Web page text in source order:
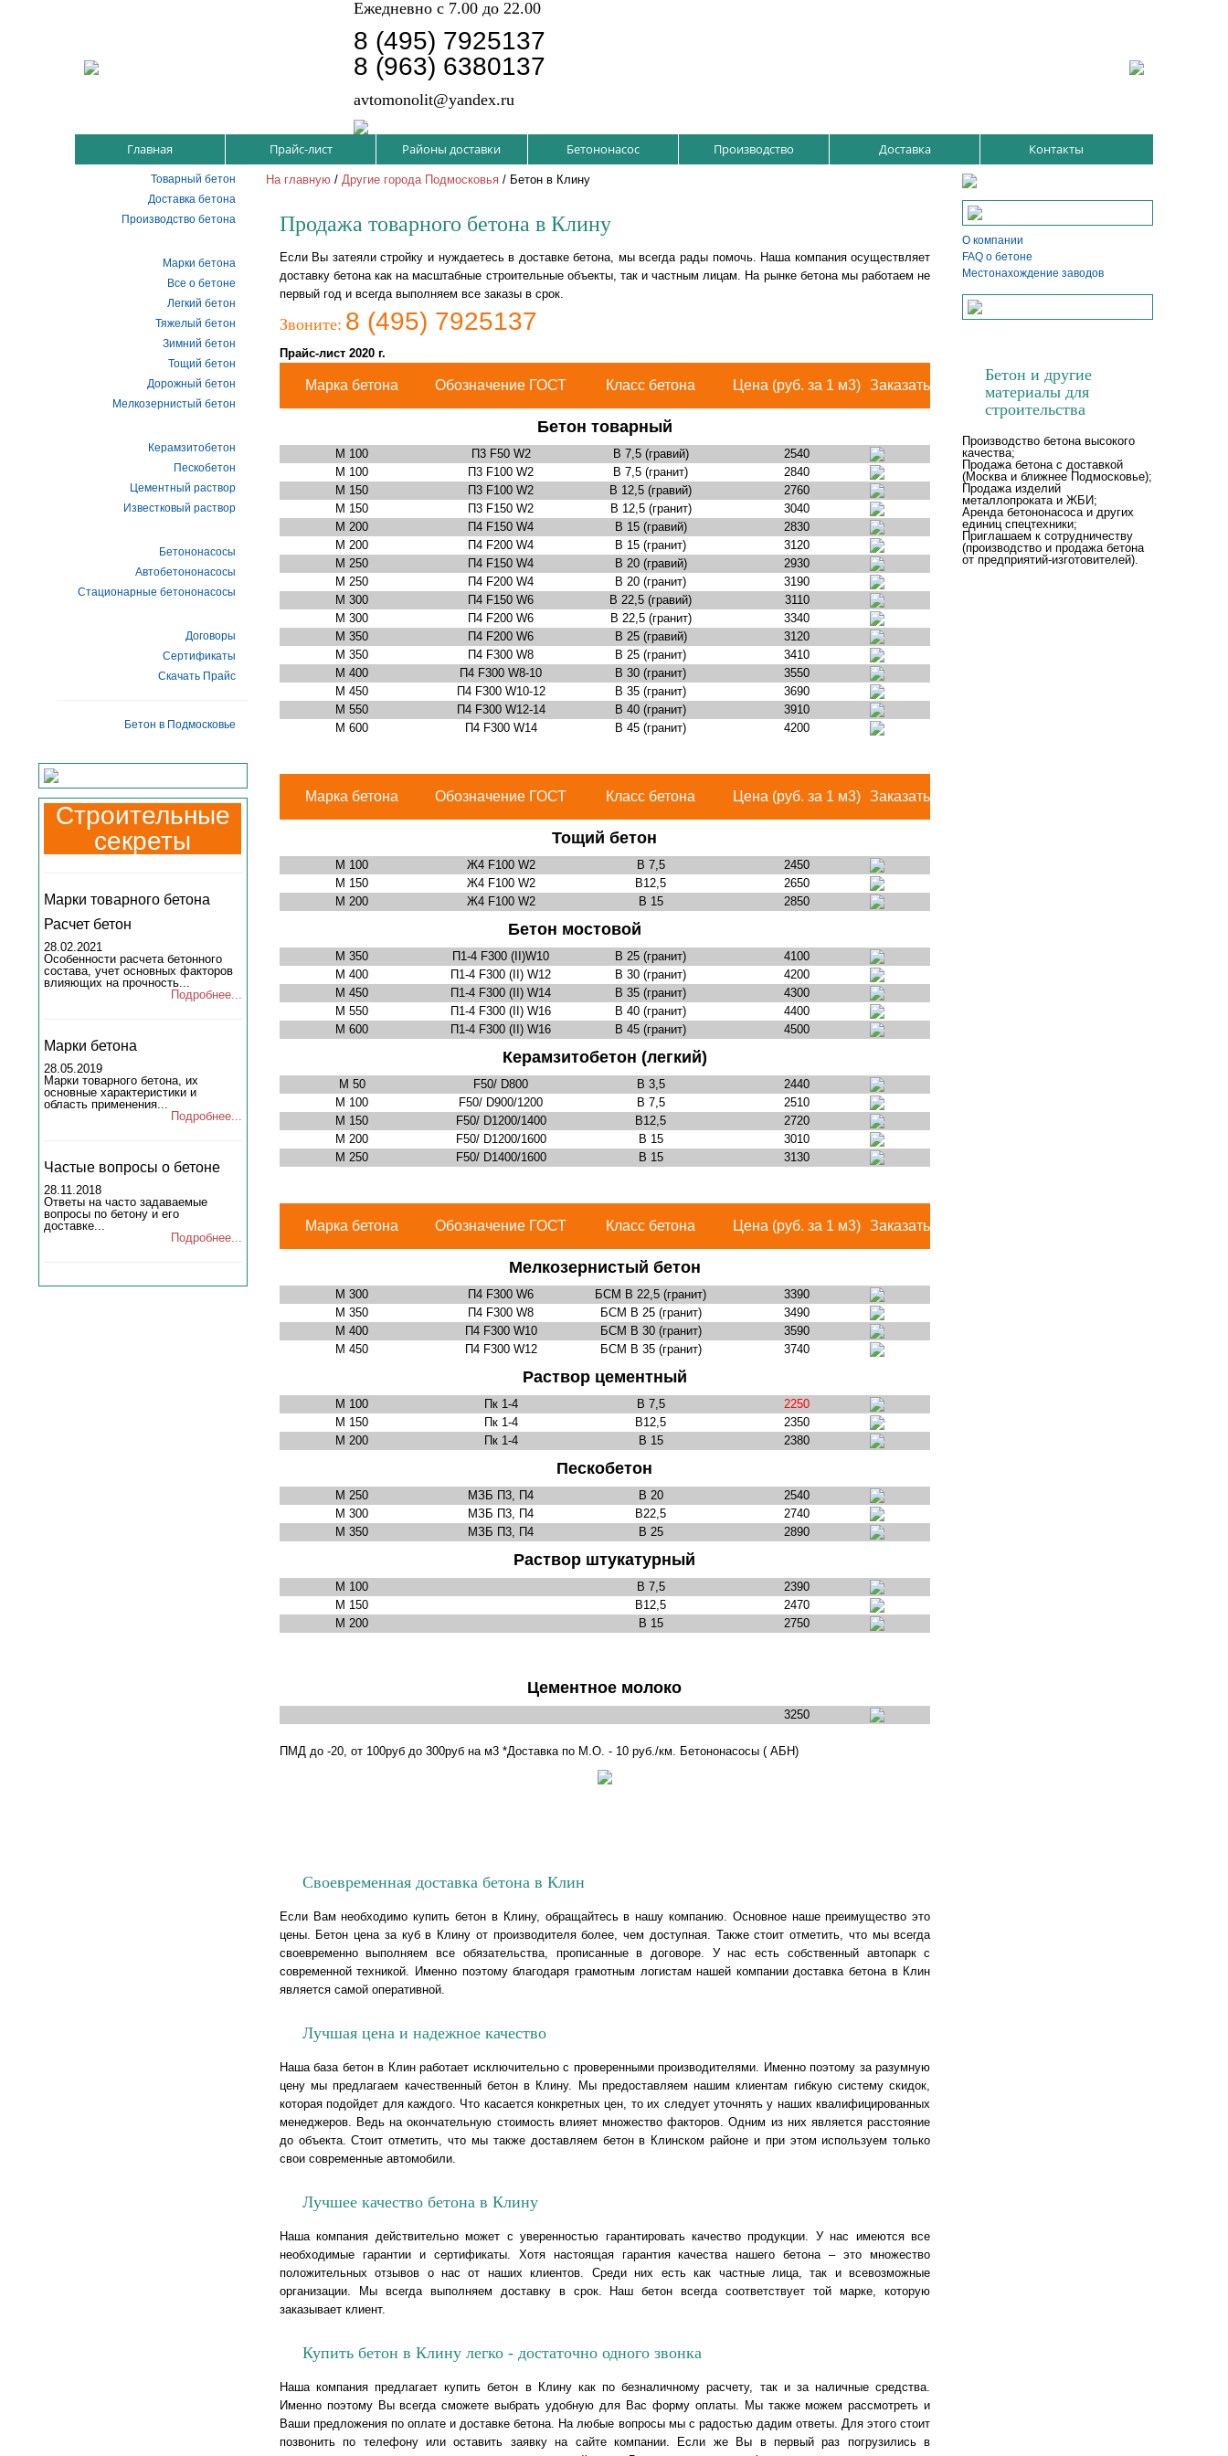
Ежедневно с 7.00 до 22.00
8 (495) 7925137
8 (963) 6380137
avtomonolit@yandex.ru
Главная Прайс-лист Районы доставки Бетононасос Производство Доставка Контакты
Товарный бетон
Доставка бетона
Производство бетона
Марки бетона
Все о бетоне
Легкий бетон
Тяжелый бетон
Зимний бетон
Тощий бетон
Дорожный бетон
Мелкозернистый бетон
Керамзитобетон
Пескобетон
Цементный раствор
Известковый раствор
Бетононасосы
Автобетононасосы
Стационарные бетононасосы
Договоры
Сертификаты
Скачать Прайс
Бетон в Подмосковье
Строительные
секреты
Марки товарного бетона
Расчет бетон
28.02.2021
Особенности расчета бетонного
состава, учет основных факторов
влияющих на прочность...
Подробнее...
Марки бетона
28.05.2019
Марки товарного бетона, их
основные характеристики и
область применения...
Подробнее...
Частые вопросы о бетоне
28.11.2018
Ответы на часто задаваемые
вопросы по бетону и его
доставке...
Подробнее...
На главную/ Другие города Подмосковья/ Бетон в Клину
Продажа товарного бетона в Клину
Если Вы затеяли стройку и нуждаетесь в доставке бетона, мы всегда рады помочь. Наша компания осуществляет
доставку бетона как на масштабные строительные объекты, так и частным лицам. На рынке бетона мы работаем не
первый год и всегда выполняем все заказы в срок.
Звоните: 8 (495) 7925137
Прайс-лист 2020 г.
Марка бетона Обозначение ГОСТ Класс бетона Цена (руб. за 1 м3) Заказать
Бетон товарный
М 100 П3 F50 W2 В 7,5 (гравий)
2540
М 100
П3 F100 W2 В 7,5 (гранит)
2840
М 150
П3 F100 W2 В 12,5 (гравий)
2760
М 150
П3 F150 W2 В 12,5 (гранит)
3040
М 200
П4 F150 W4 В 15 (гравий)
2830
М 200
П4 F200 W4 В 15 (гранит)
3120
М 250
П4 F150 W4 В 20 (гравий)
2930
М 250
П4 F200 W4 В 20 (гранит)
3190
М 300
П4 F150 W6 В 22,5 (гравий)
3110
М 300
П4 F200 W6 В 22,5 (гранит)
3340
М 350
П4 F200 W6 В 25 (гравий)
3120
М 350
П4 F300 W8 В 25 (гранит)
3410
М 400
П4 F300 W8-10 В 30 (гранит)
3550
М 450
П4 F300 W10-12 В 35 (гранит)
3690
М 550
П4 F300 W12-14 В 40 (гранит)
3910
М 600
П4 F300 W14 В 45 (гранит) 4200
Марка бетона Обозначение ГОСТ Класс бетона Цена (руб. за 1 м3) Заказать
Тощий бетон
М 100 Ж4 F100 W2 В 7,5
2450
М 150
Ж4 F100 W2 В12,5
2650
М 200
Ж4 F100 W2 В 15 2850
Бетон мостовой
М 350 П1-4 F300 (II)W10 В 25 (гранит)
4100
М 400
П1-4 F300 (II) W12 В 30 (гранит)
4200
М 450
П1-4 F300 (II) W14 В 35 (гранит)
4300
М 550
П1-4 F300 (II) W16 В 40 (гранит)
4400
М 600
П1-4 F300 (II) W16 В 45 (гранит) 4500
Керамзитобетон (легкий)
М 50 F50/ D800 В 3,5
2440
М 100
F50/ D900/1200 В 7,5
2510
М 150
F50/ D1200/1400 В12,5
2720
М 200
F50/ D1200/1600 В 15
3010
М 250
F50/ D1400/1600 В 15 3130
Марка бетона Обозначение ГОСТ Класс бетона Цена (руб. за 1 м3) Заказать
Мелкозернистый бетон
М 300 П4 F300 W6 БСМ В 22,5 (гранит)
3390
М 350
П4 F300 W8 БСМ В 25 (гранит)
3490
М 400
П4 F300 W10 БСМ В 30 (гранит)
3590
М 450
П4 F300 W12 БСМ В 35 (гранит) 3740
Раствор цементный
М 100 Пк 1-4 В 7,5
2250
М 150
Пк 1-4 В12,5
2350
М 200
Пк 1-4 В 15 2380
Пескобетон
М 250 МЗБ П3, П4 В 20
2540
М 300
МЗБ П3, П4 В22,5
2740
М 350
МЗБ П3, П4 В 25 2890
Раствор штукатурный
М 100 В 7,5
2390
М 150
В12,5
2470
М 200
В 15 2750
Цементное молоко
3250
ПМД до -20, от 100руб до 300руб на м3 *Доставка по М.О. - 10 руб./км. Бетононасосы ( АБН)
Своевременная доставка бетона в Клин
Если Вам необходимо купить бетон в Клину, обращайтесь в нашу компанию. Основное наше преимущество это
цены. Бетон цена за куб в Клину от производителя более, чем доступная. Также стоит отметить, что мы всегда
своевременно выполняем все обязательства, прописанные в договоре. У нас есть собственный автопарк с
современной техникой. Именно поэтому благодаря грамотным логистам нашей компании доставка бетона в Клин
является самой оперативной.
Лучшая цена и надежное качество
Наша база бетон в Клин работает исключительно с проверенными производителями. Именно поэтому за разумную
цену мы предлагаем качественный бетон в Клину. Мы предоставляем нашим клиентам гибкую систему скидок,
которая подойдет для каждого. Что касается конкретных цен, то их следует уточнять у наших квалифицированных
менеджеров. Ведь на окончательную стоимость влияет множество факторов. Одним из них является расстояние
до объекта. Стоит отметить, что мы также доставляем бетон в Клинском районе и при этом используем только
свои современные автомобили.
Лучшее качество бетона в Клину
Наша компания действительно может с уверенностью гарантировать качество продукции. У нас имеются все
необходимые гарантии и сертификаты. Хотя настоящая гарантия качества нашего бетона – это множество
положительных отзывов о нас от наших клиентов. Среди них есть как частные лица, так и всевозможные
организации. Мы всегда выполняем доставку в срок. Наш бетон всегда соответствует той марке, которую
заказывает клиент.
Купить бетон в Клину легко - достаточно одного звонка
Наша компания предлагает купить бетон в Клину как по безналичному расчету, так и за наличные средства.
Именно поэтому Вы всегда сможете выбрать удобную для Вас форму оплаты. Мы также можем рассмотреть и
Ваши предложения по оплате и доставке бетона. На любые вопросы мы с радостью дадим ответы. Для этого стоит
позвонить по телефону или оставить заявку на сайте компании. Если же Вы в первый раз погрузились в
О компании
FAQ о бетоне
Местонахождение заводов
Бетон и другие
материалы для
строительства
Производство бетона высокого
качества;
Продажа бетона с доставкой
(Москва и ближнее Подмосковье);
Продажа изделий
металлопроката и ЖБИ;
Аренда бетононасоса и других
единиц спецтехники;
Приглашаем к сотрудничеству
(производство и продажа бетона
от предприятий-изготовителей).